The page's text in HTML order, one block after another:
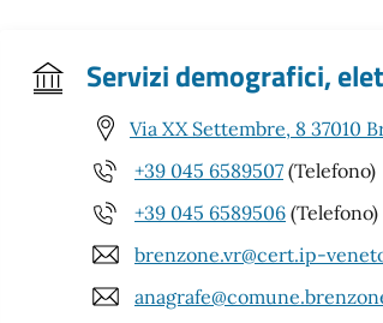
Servizi demografici,
Via XX Settembre, 8 37010
+39 045 6589507 (Telefono)
+39 045 6589506 (Telefono)
brenzone.vr@cert.ip-